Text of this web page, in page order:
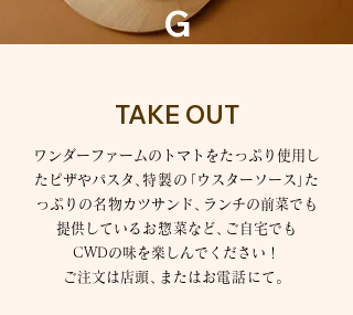
G
TAKE OUT
ワンダーファームのトマトをたっぷり使用し
たピザやパスタ
、特製 の「ウスターソース 」 た
っぷりの名 物カツサンド
ランチの前菜でも
提供している お惣 菜など
ご自宅でも
CWDの味を楽しんでください！
ご注文は店頭 または お電話 にて。